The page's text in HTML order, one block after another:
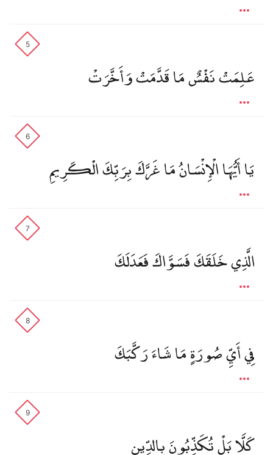
5
عَلِمَتْ نَفْسٌ مَا قَدَّمَتْ وَأَخَّرَتْ
6
يَا أَيُّهَا الْإِنْسَانُ مَا غَرَّكَ بِرَبِّكَ الْكَرِيمِ
7
الَّذِي خَلَقَكَ فَسَوَّاكَ فَعَدَلَكَ
8
فِي أَيِّ صُورَةٍ مَا شَاءَ رَكَّبَكَ
9
كَلَّا بَلْ تُكَذِّبُونَ بِالدِّينِ